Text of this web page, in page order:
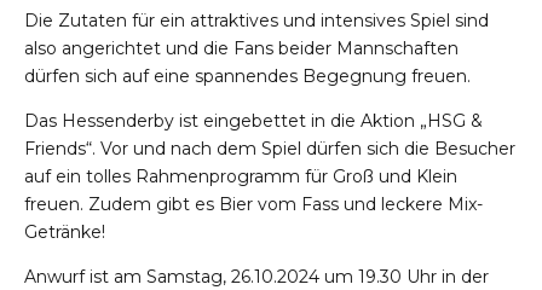
Die Zutaten für ein attraktives und intensives Spiel sind
also angerichtet und die Fans beider Mannschaften
dürfen sich auf eine spannendes Begegnung freuen.
Das Hessenderby ist eingebettet in die Aktion „HSG &
Friends“. Vor und nach dem Spiel dürfen sich die Besucher
auf ein tolles Rahmenprogramm für Groß und Klein
freuen. Zudem gibt es Bier vom Fass und leckere Mix-
Getränke!
Anwurf ist am Samstag, 26.10.2024 um 19.30 Uhr in der